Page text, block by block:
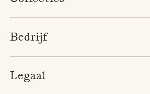
Bedrijf
Legaal